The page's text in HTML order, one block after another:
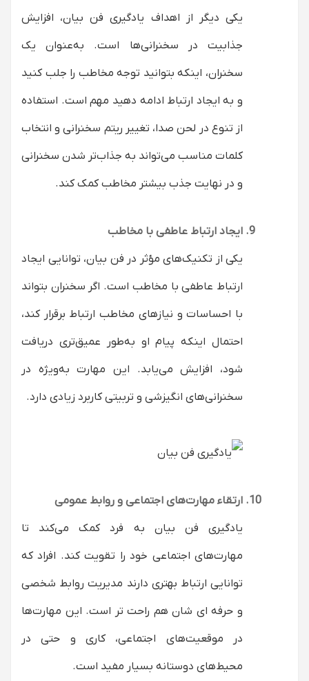
یکی دیگر از اهداف یادگیری فن بیان، افزایش
جذابیت در سخنرانی‌ها است. به‌عنوان یک
سخنران، اینکه بتوانید توجه مخاطب را جلب کنید
و به ایجاد ارتباط ادامه دهید مهم است. استفاده
از تنوع در لحن صدا، تغییر ریتم سخنرانی و انتخاب
کلمات مناسب می‌تواند به جذاب‌تر شدن سخنرانی
و در نهایت جذب بیشتر مخاطب کمک کند.
ایجاد ارتباط عاطفی با مخاطب
یکی از تکنیک‌های مؤثر در فن بیان، توانایی ایجاد
ارتباط عاطفی با مخاطب است. اگر سخنران بتواند
با احساسات و نیازهای مخاطب ارتباط برقرار کند،
احتمال اینکه پیام او به‌طور عمیق‌تری دریافت
شود، افزایش می‌یابد. این مهارت به‌ویژه در
سخنرانی‌های انگیزشی و تربیتی کاربرد زیادی دارد.
ارتقاء مهارت‌های اجتماعی و روابط عمومی
یادگیری فن بیان به فرد کمک می‌کند تا
مهارت‌های اجتماعی خود را تقویت کند. افراد که
توانایی ارتباط بهتری دارند مدیریت روابط شخصی
و حرفه ای شان هم راحت تر است. این مهارت‌ها
در موقعیت‌های اجتماعی، کاری و حتی در
محیط‌های دوستانه بسیار مفید است.